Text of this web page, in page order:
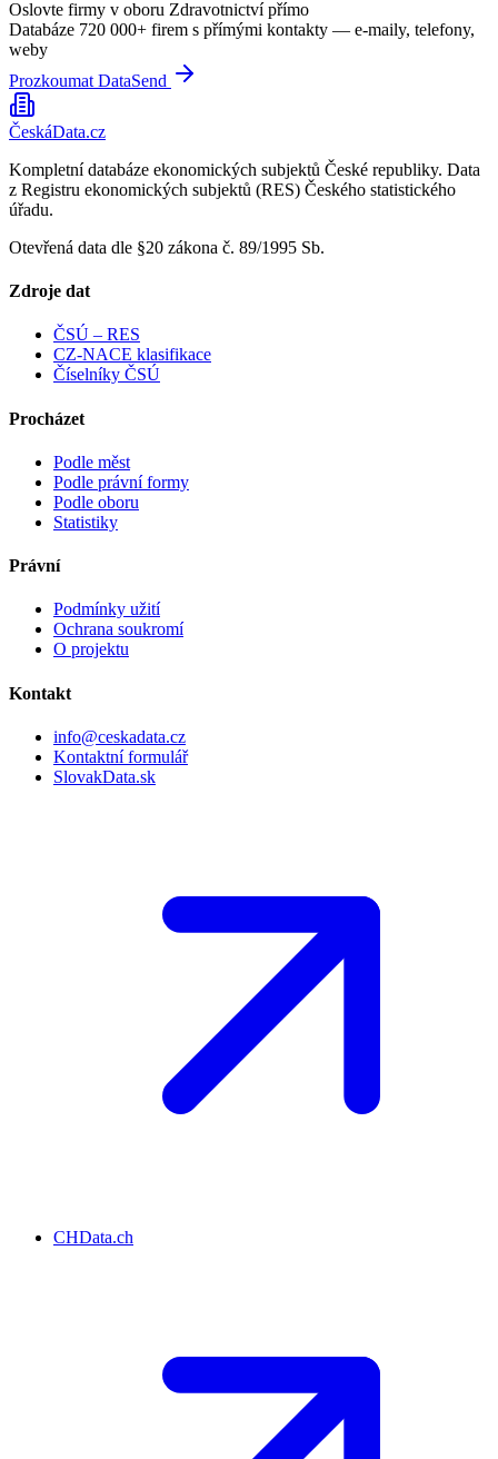
Oslovte firmy v oboru Zdravotnictvípřímo
Databáze 720 000+ firem s přímými kontakty — e-maily, telefony,
weby
Prozkoumat DataSend
ČeskáData.cz
Kompletní databáze ekonomických subjektů České republiky. Data
z Registru ekonomických subjektů (RES) Českého statistického
úřadu.
Otevřená data dle §20 zákona č. 89/1995 Sb.
Zdroje dat
ČSÚ – RES
CZ-NACE klasifikace
Číselníky ČSÚ
Procházet
Podle měst
Podle právní formy
Podle oboru
Statistiky
Právní
Podmínky užití
Ochrana soukromí
O projektu
Kontakt
info@ceskadata.cz
Kontaktní formulář
SlovakData.sk
CHData.ch